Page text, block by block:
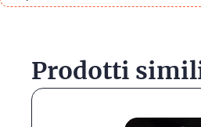
Prodotti